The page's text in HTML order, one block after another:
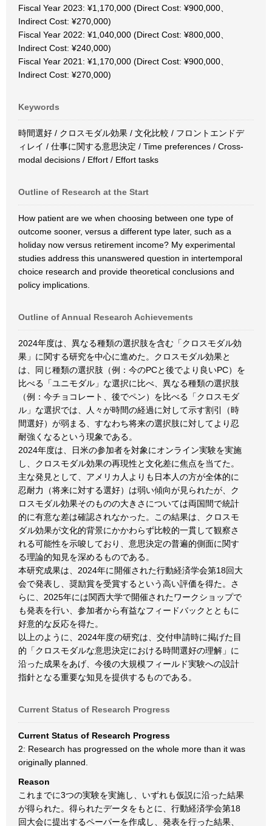
Fiscal Year 2023: ¥1,170,000 (Direct Cost: ¥900,000、
Indirect Cost: ¥270,000)
Fiscal Year 2022: ¥1,040,000 (Direct Cost: ¥800,000、
Indirect Cost: ¥240,000)
Fiscal Year 2021: ¥1,170,000 (Direct Cost: ¥900,000、
Indirect Cost: ¥270,000)
Keywords
時間選好 / クロスモダル効果 / 文化比較 / フロントエンドデ
ィレイ / 仕事に関する意思決定 / Time preferences / Cross-
modal decisions / Effort / Effort tasks
Outline of Research at the Start
How patient are we when choosing between one type of
outcome sooner, versus a different type later, such as a
holiday now versus retirement income? My experimental
studies address this unanswered question in intertemporal
choice research and provide theoretical conclusions and
policy implications.
Outline of Annual Research Achievements
2024年度は、異なる種類の選択肢を含む「クロスモダル効
果」に関する研究を中心に進めた。クロスモダル効果と
は、同じ種類の選択肢（例：今のPCと後でより良いPC）を
比べる「ユニモダル」な選択に比べ、異なる種類の選択肢
（例：今チョコレート、後でペン）を比べる「クロスモダ
ル」な選択では、人々が時間の経過に対して示す割引（時
間選好）が弱まる、すなわち将来の選択肢に対してより忍
耐強くなるという現象である。
2024年度は、日米の参加者を対象にオンライン実験を実施
し、クロスモダル効果の再現性と文化差に焦点を当てた。
主な発見として、アメリカ人よりも日本人の方が全体的に
忍耐力（将来に対する選好）は弱い傾向が見られたが、ク
ロスモダル効果そのものの大きさについては両国間で統計
的に有意な差は確認されなかった。この結果は、クロスモ
ダル効果が文化的背景にかかわらず比較的一貫して観察さ
れる可能性を示唆しており、意思決定の普遍的側面に関す
る理論的知見を深めるものである。
本研究成果は、2024年に開催された行動経済学会第18回大
会で発表し、奨励賞を受賞するという高い評価を得た。さ
らに、2025年には関西大学で開催されたワークショップで
も発表を行い、参加者から有益なフィードバックとともに
好意的な反応を得た。
以上のように、2024年度の研究は、交付申請時に掲げた目
的「クロスモダルな意思決定における時間選好の理解」に
沿った成果をあげ、今後の大規模フィールド実験への設計
指針となる重要な知見を提供するものである。
Current Status of Research Progress
Current Status of Research Progress
2: Research has progressed on the whole more than it was
originally planned.
Reason
これまでに3つの実験を実施し、いずれも仮説に沿った結果
が得られた。得られたデータをもとに、行動経済学会第18
回大会に提出するペーパーを作成し、発表を行った結果、